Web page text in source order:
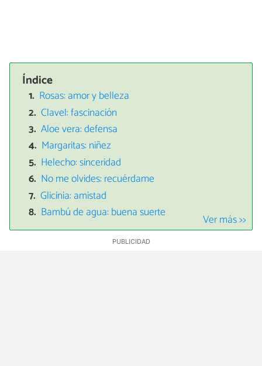
Índice
Rosas: amor y belleza
Clavel: fascinación
Aloe vera: defensa
Margaritas: niñez
Helecho: sinceridad
No me olvides: recuérdame
Glicinia: amistad
Bambú de agua: buena suerte
Ver más >>